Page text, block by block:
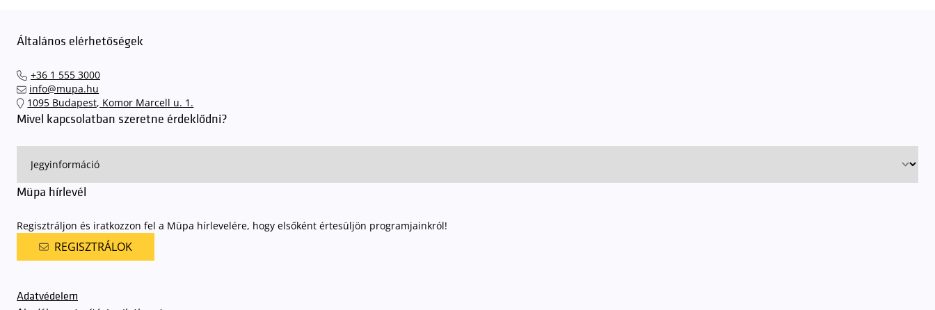
Általános elérhetőségek
+36 1 555 3000
info@mupa.hu
1095 Budapest, Komor Marcell u. 1.
Mivel kapcsolatban szeretne érdeklődni?
Müpa hírlevél
Regisztráljon és iratkozzon fel a Müpa hírlevelére, hogy elsőként értesüljön programjainkról!
REGISZTRÁLOK
Adatvédelem